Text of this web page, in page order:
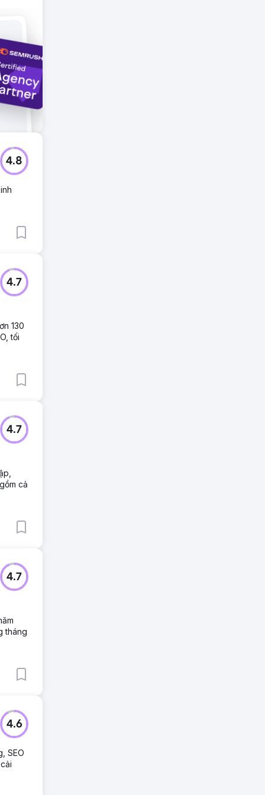
4.8
4.7
130
tối
4.7
cả
4.7
tháng
4.6
SEO